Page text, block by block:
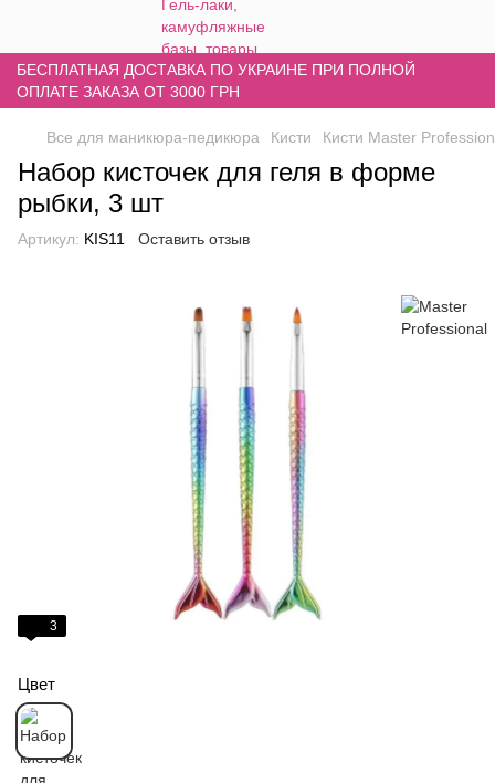
БЕСПЛАТНАЯ ДОСТАВКА ПО УКРАИНЕ ПРИ ПОЛНОЙ
ОПЛАТЕ ЗАКАЗА ОТ 3000 ГРН
Все для маникюра-педикюра Кисти Кисти Master
Набор кисточек для геля в форме
рыбки, 3 шт
Артикул: KIS11 Оставить отзыв
3
Цвет